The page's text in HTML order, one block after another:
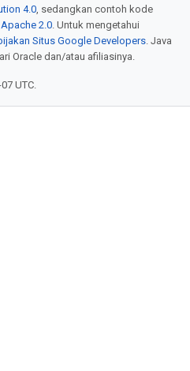
4.0, sedangkan contoh kode
2.0. Untuk mengetahui
Situs Google Developers. Java
Oracle dan/atau afiliasinya.
UTC.